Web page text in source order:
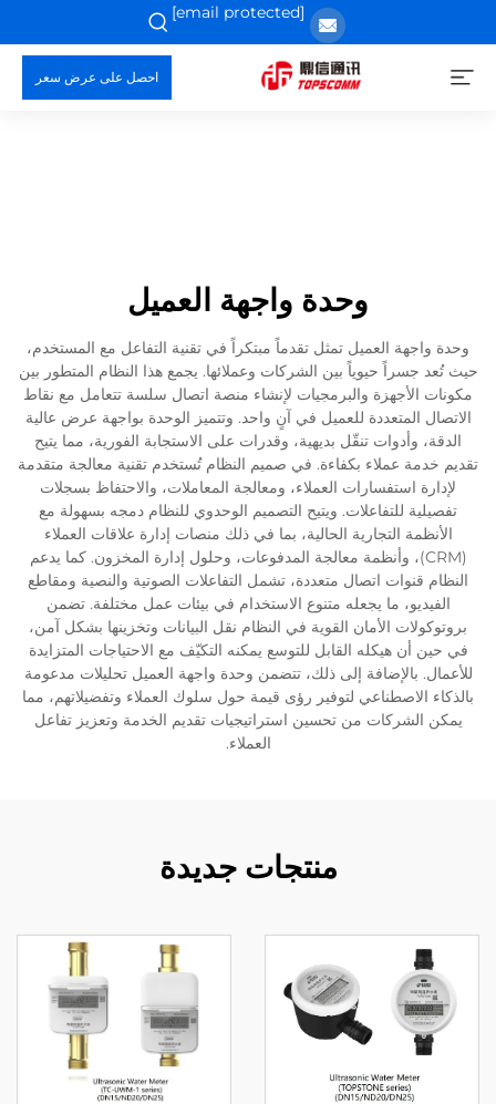
[email protected]
احصل على عرض سعر
وحدة واجهة العميل
وحدة واجهة العميل تمثل تقدماً مبتكراً في تقنية التفاعل مع المستخدم،
حيث تُعد جسراً حيوياً بين الشركات وعملائها. يجمع هذا النظام المتطور بين
مكونات الأجهزة والبرمجيات لإنشاء منصة اتصال سلسة تتعامل مع نقاط
الاتصال المتعددة للعميل في آنٍ واحد. وتتميز الوحدة بواجهة عرض عالية
الدقة، وأدوات تنقّل بديهية، وقدرات على الاستجابة الفورية، مما يتيح
تقديم خدمة عملاء بكفاءة. في صميم النظام تُستخدم تقنية معالجة متقدمة
لإدارة استفسارات العملاء، ومعالجة المعاملات، والاحتفاظ بسجلات
تفصيلية للتفاعلات. ويتيح التصميم الوحدوي للنظام دمجه بسهولة مع
الأنظمة التجارية الحالية، بما في ذلك منصات إدارة علاقات العملاء
(CRM)، وأنظمة معالجة المدفوعات، وحلول إدارة المخزون. كما يدعم
النظام قنوات اتصال متعددة، تشمل التفاعلات الصوتية والنصية ومقاطع
الفيديو، ما يجعله متنوع الاستخدام في بيئات عمل مختلفة. تضمن
بروتوكولات الأمان القوية في النظام نقل البيانات وتخزينها بشكل آمن،
في حين أن هيكله القابل للتوسع يمكنه التكيّف مع الاحتياجات المتزايدة
للأعمال. بالإضافة إلى ذلك، تتضمن وحدة واجهة العميل تحليلات مدعومة
بالذكاء الاصطناعي لتوفير رؤى قيمة حول سلوك العملاء وتفضيلاتهم، مما
يمكن الشركات من تحسين استراتيجيات تقديم الخدمة وتعزيز تفاعل
العملاء.
منتجات جديدة